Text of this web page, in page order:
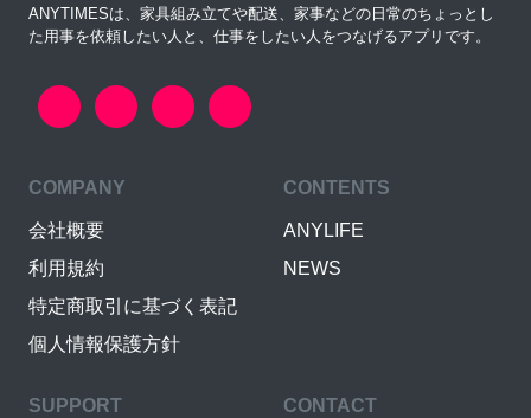
ANYTIMESは、家具組み立てや配送、家事などの日常のちょっとし
た用事を依頼したい人と、仕事をしたい人をつなげるアプリです。
COMPANY
会社概要
利用規約
特定商取引に基づく表記
個人情報保護方針
CONTENTS
ANYLIFE
NEWS
SUPPORT CONTACT